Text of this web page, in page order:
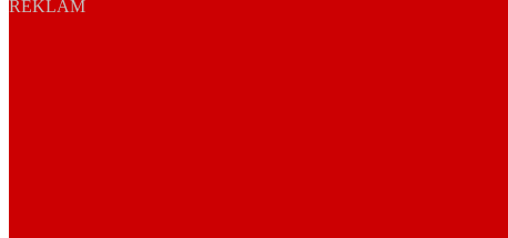
REKLAM